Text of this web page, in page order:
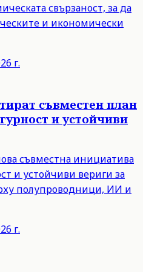
свързаност, за да
и икономически
г.
съвместен план
и устойчиви
съвместна инициатива
и устойчиви вериги за
полупроводници, ИИ и
г.